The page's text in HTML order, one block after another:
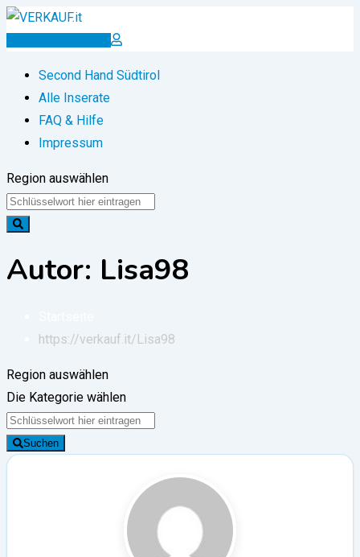
Zum
Inserat erstellen
Second Hand Südtirol
Alle Inserate
FAQ & Hilfe
Impressum
Region auswählen
Autor: Lisa98
https://verkauf.it/ Lisa98
Region auswählen
Die Kategorie wählen
Suchen